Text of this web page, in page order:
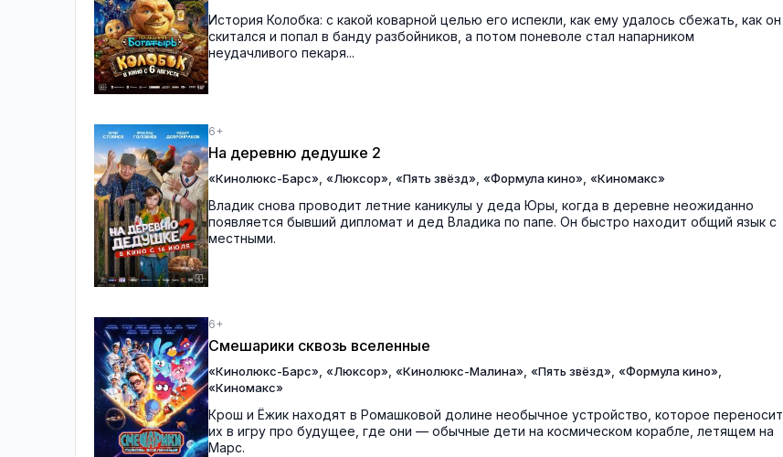
История Колобка: с какой коварной целью его испекли, как ему удалось сбежать, как он
скитался и попал в банду разбойников, а потом поневоле стал напарником
неудачливого пекаря...
6+
На деревню дедушке 2
«Кинолюкс-Барс» «Люксор» «Пять звёзд» «Формула кино» «Киномакс»
Владик снова проводит летние каникулы у деда Юры, когда в деревне неожиданно
появляется бывший дипломат и дед Владика по папе. Он быстро находит общий язык с
местными.
6+
Смешарики сквозь вселенные
«Кинолюкс-Барс» «Люксор» «Кинолюкс-Малина» «Пять звёзд» «Формула кино»
«Киномакс»
Крош и Ёжик находят в Ромашковой долине необычное устройство, которое переносит
их в игру про будущее, где они — обычные дети на космическом корабле, летящем на
Марс.